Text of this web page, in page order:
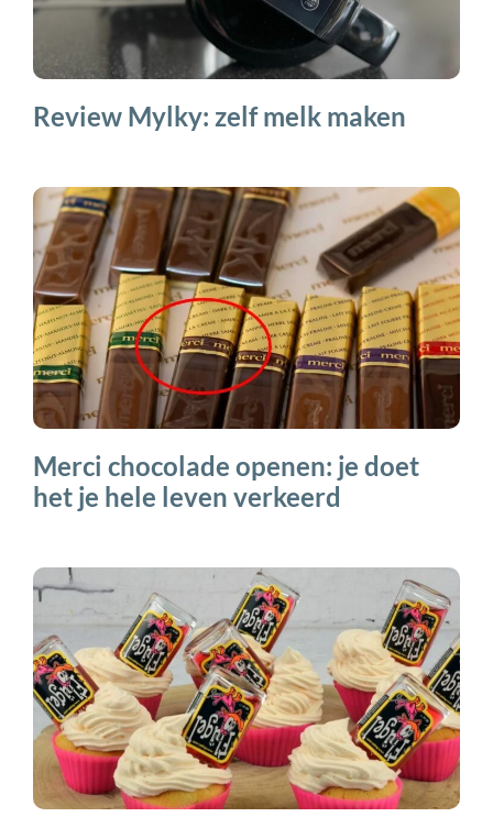
Review Mylky: zelf melk maken
Merci chocolade openen: je doet
het je hele leven verkeerd